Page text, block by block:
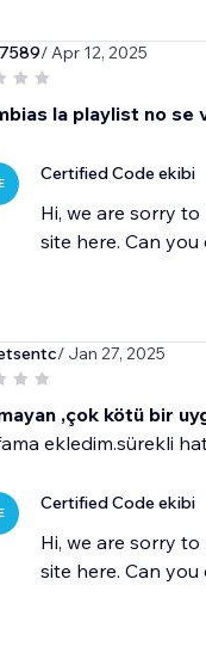
/ Apr 12, 2025
la playlist no se
Certified Code ekibi
Hi, we are sorry
site here. Can
/ Jan 27, 2025
,çok kötü bir
ekledim.sürekli
Certified Code ekibi
Hi, we are sorry
site here. Can